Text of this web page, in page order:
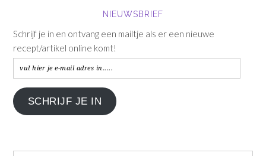
NIEUWSBRIEF
Schrijf je in en ontvang een mailtje als er een nieuwe
recept/artikel online komt!
vul
hier
je
e-
in.....
SCHRIJF JE IN